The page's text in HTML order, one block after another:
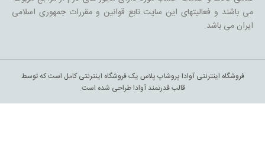
می باشند و فعالیتهای این سایت تابع قوانین و مقررات جمهوری اسلامی
ایران می باشد.
فروشگاه اینترنتی آوادا پروشاپ پلاس یک فروشگاه اینترنتی کامل است که توسط
قالب قدرتمند آوادا طراحی شده است.